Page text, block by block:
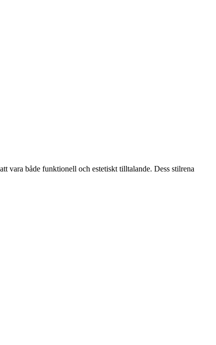
vara både funktionell och estetiskt tilltalande. Dess stilrena